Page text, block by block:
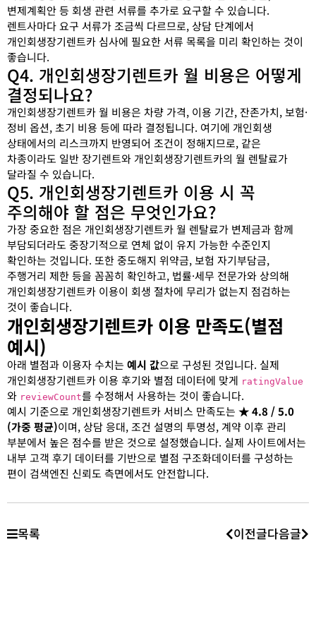
변제계획안 등 회생 관련 서류를 추가로 요구할 수 있습니다.
렌트사마다 요구 서류가 조금씩 다르므로, 상담 단계에서
개인회생장기렌트카 심사에 필요한 서류 목록을 미리 확인하는 것이
좋습니다.
Q4. 개인회생장기렌트카 월 비용은 어떻게
결정되나요?
개인회생장기렌트카 월 비용은 차량 가격, 이용 기간, 잔존가치, 보험·
정비 옵션, 초기 비용 등에 따라 결정됩니다. 여기에 개인회생
상태에서의 리스크까지 반영되어 조건이 정해지므로, 같은
차종이라도 일반 장기렌트와 개인회생장기렌트카의 월 렌탈료가
달라질 수 있습니다.
Q5. 개인회생장기렌트카 이용 시 꼭
주의해야 할 점은 무엇인가요?
가장 중요한 점은 개인회생장기렌트카 월 렌탈료가 변제금과 함께
부담되더라도 중장기적으로 연체 없이 유지 가능한 수준인지
확인하는 것입니다. 또한 중도해지 위약금, 보험 자기부담금,
주행거리 제한 등을 꼼꼼히 확인하고, 법률·세무 전문가와 상의해
개인회생장기렌트카 이용이 회생 절차에 무리가 없는지 점검하는
것이 좋습니다.
개인회생장기렌트카 이용 만족도(별점
예시)
아래 별점과 이용자 수치는 예시 값으로 구성된 것입니다. 실제
개인회생장기렌트카 이용 후기와 별점 데이터에 맞게 ratingValue
와 reviewCount를 수정해서 사용하는 것이 좋습니다.
예시 기준으로 개인회생장기렌트카 서비스 만족도는 ★ 4.8 / 5.0
(가중 평균)이며, 상담 응대, 조건 설명의 투명성, 계약 이후 관리
부분에서 높은 점수를 받은 것으로 설정했습니다. 실제 사이트에서는
내부 고객 후기 데이터를 기반으로 별점 구조화데이터를 구성하는
편이 검색엔진 신뢰도 측면에서도 안전합니다.
목록 이전글다음글